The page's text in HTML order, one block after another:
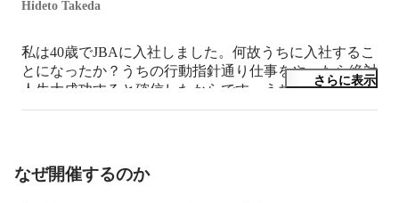
Hideto Takeda
私は40歳でJBAに入社しました。何故うちに入社するこ
とになったか？うちの行動指針通り仕事をやったら絶対
人生大成功すると確信したからです。うちの会社は私が
在籍したリクルート(広告クリエィテイブ)と船井総研(コ
するようなエキサイティングな仕事もたくさん舞い込ん
で来てワクワクドキドキが止まりません。興味を持たれ
さらに表示
なぜ開催するのか